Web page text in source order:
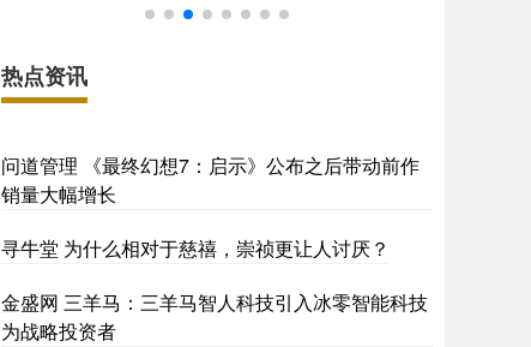
热点资讯
问道管理 《最终幻想7：启示》公布之后带动前作
销量大幅增长
寻牛堂 为什么相对于慈禧，崇祯更让人讨厌？
金盛网 三羊马：三羊马智人科技引入冰零智能科技
为战略投资者